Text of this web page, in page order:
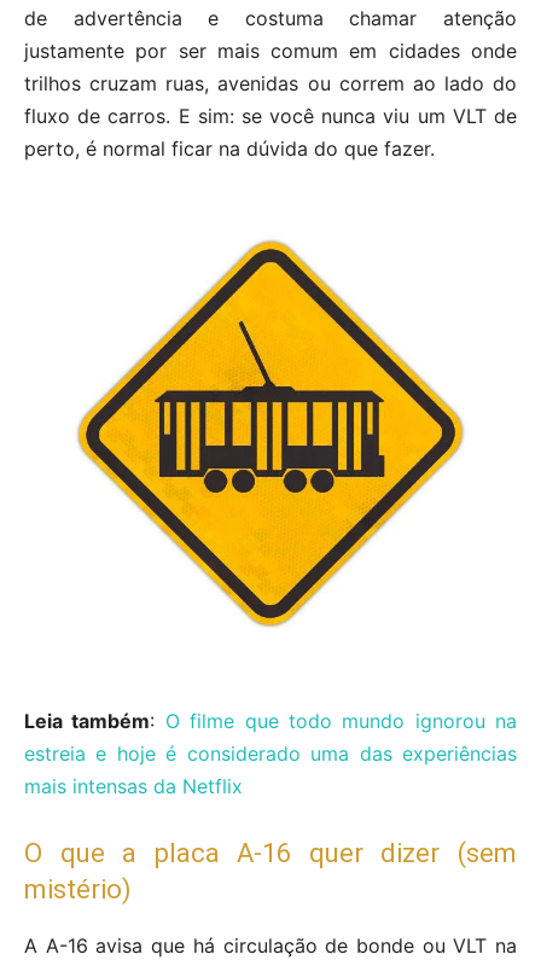
de advertência e costuma chamar atenção
justamente por ser mais comum em cidades onde
trilhos cruzam ruas, avenidas ou correm ao lado do
fluxo de carros. E sim: se você nunca viu um VLT de
perto, é normal ficar na dúvida do que fazer.
Leia também: O filme que todo mundo ignorou na
estreia e hoje é considerado uma das experiências
mais intensas da Netflix
O que a placa A-16 quer dizer (sem
mistério)
A A-16 avisa que há circulação de bonde ou VLT na